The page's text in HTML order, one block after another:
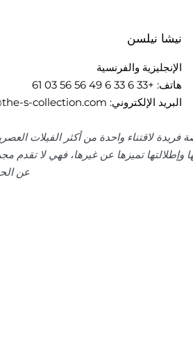
نيشا نيلسن
الإنجليزية والفرنسية
هاتف: +33 6 33 6 49 56 56 03 61
البريد الإلكتروني:
فريدة لاقتناء واحدة من أكثر الفيلات
تميزها عن غيرها، فهي لا تقدم
عن